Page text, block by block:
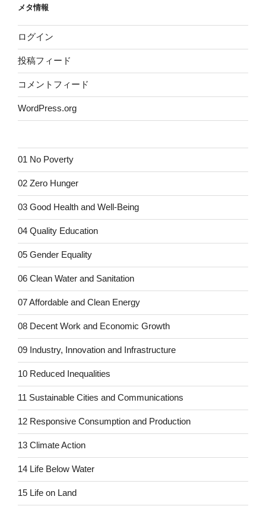
メタ情報
ログイン
投稿フィード
コメントフィード
WordPress.org
01 No Poverty
02 Zero Hunger
03 Good Health and Well-Being
04 Quality Education
05 Gender Equality
06 Clean Water and Sanitation
07 Affordable and Clean Energy
08 Decent Work and Economic Growth
09 Industry, Innovation and Infrastructure
10 Reduced Inequalities
11 Sustainable Cities and Communications
12 Responsive Consumption and Production
13 Climate Action
14 Life Below Water
15 Life on Land